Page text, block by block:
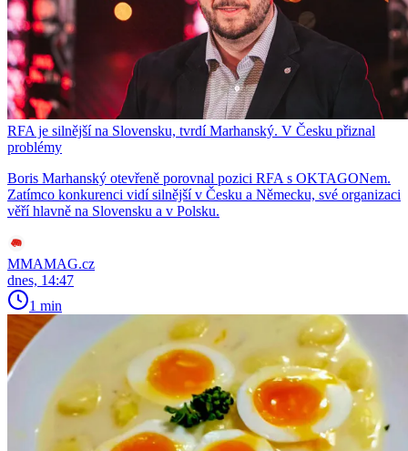
RFA je silnější na Slovensku, tvrdí Marhanský. V Česku přiznal
problémy
Boris Marhanský otevřeně porovnal pozici RFA s OKTAGONem.
Zatímco konkurenci vidí silnější v Česku a Německu, své organizaci
věří hlavně na Slovensku a v Polsku.
MMAMAG.cz
dnes, 14:47
1 min